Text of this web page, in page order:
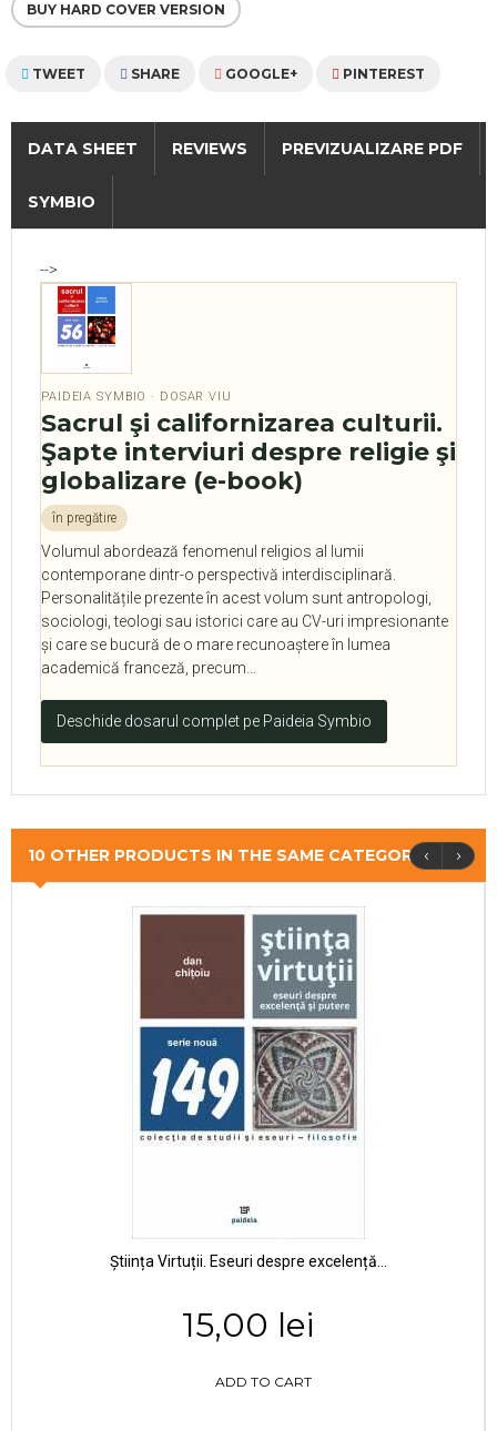
BUY HARD COVER VERSION
TWEET SHARE GOOGLE+ PINTEREST
DATA SHEET REVIEWS PREVIZUALIZARE PDF
SYMBIO
-->
PAIDEIA SYMBIO · DOSAR VIU
Sacrul şi californizarea culturii.
Şapte interviuri despre religie şi
globalizare (e-book)
în pregătire
Volumul abordează fenomenul religios al lumii
contemporane dintr-o perspectivă interdisciplinară.
Personalitățile prezente în acest volum sunt antropologi,
sociologi, teologi sau istorici care au CV-uri impresionante
și care se bucură de o mare recunoaștere în lumea
academică franceză, precum…
Deschide dosarul complet pe Paideia Symbio
10 OTHER PRODUCTS IN THE SAME CATEGORY ‹ ›
Știința Virtuții. Eseuri despre excelență...
15,00 lei
ADD TO CART